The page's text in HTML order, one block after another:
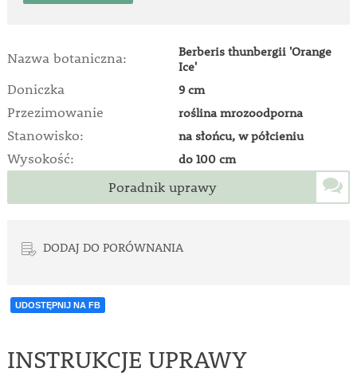
Nazwa botaniczna:
Berberis thunbergii 'Orange
Ice'
Doniczka 9 cm
Przezimowanie roślina mrozoodporna
Stanowisko: na słońcu, w półcieniu
Wysokość: do 100 cm
Poradnik uprawy
DODAJ DO PORÓWNANIA
UDOSTĘPNIJ NA FB
INSTRUKCJE UPRAWY